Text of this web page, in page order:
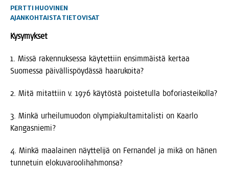
PERTTI HUOVINEN
AJANKOHTAISTA TIETOVISAT
Kysy­myk­set
1. Mis­sä raken­nuk­ses­sa käy­tet­tiin ensim­mäis­tä ker­taa
Suo­mes­sa päi­väl­lis­pöy­däs­sä haarukoita?
2. Mitä mitat­tiin v. 1976 käy­tös­tä pois­te­tul­la boforiasteikolla?
3. Min­kä urhei­lu­muo­don olym­pia­kul­ta­mi­ta­lis­ti on Kaar­lo
Kangasniemi?
4. Min­kä maa­lai­nen näyt­te­li­jä on Fer­nan­del ja mikä on hänen
tun­ne­tuin elokuvaroolihahmonsa?